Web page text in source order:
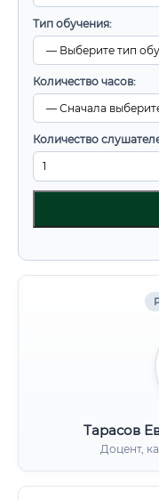
Тип обучения:
Количество часов:
Количество
Тарасов
Доцент,